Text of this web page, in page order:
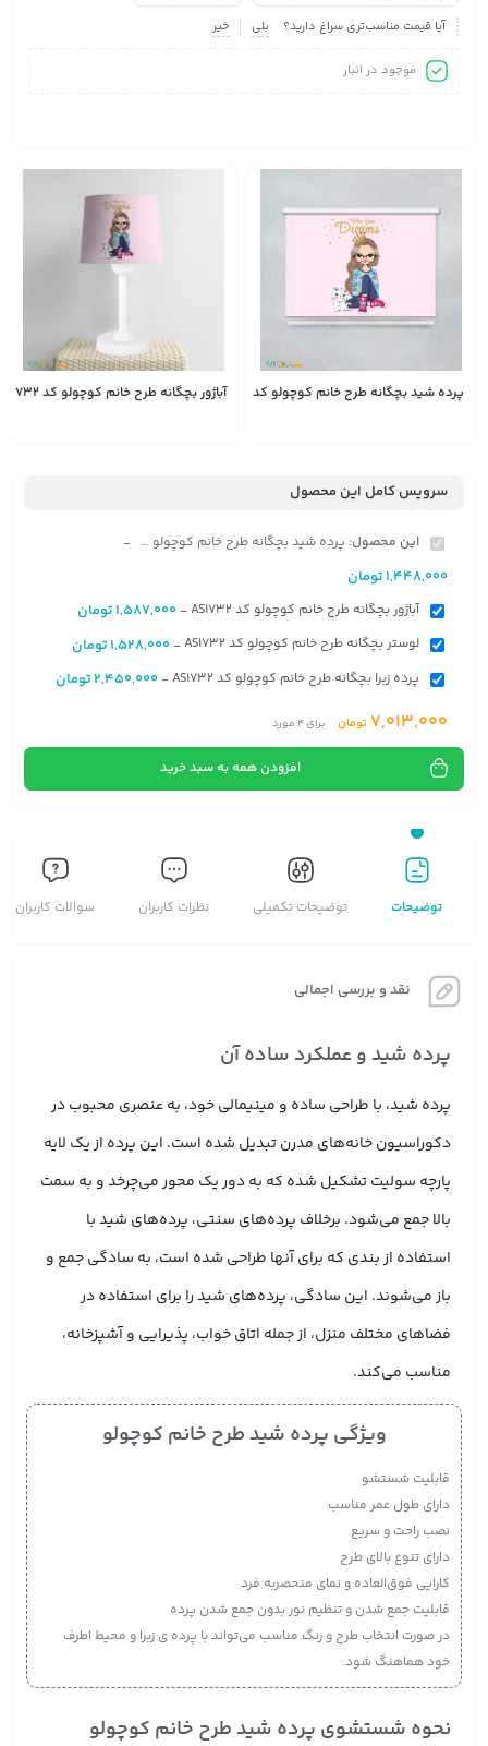
آیا قیمت مناسب‌تری سراغ دارید؟ بلی خیر
موجود در انبار
پرده شید بچگانه طرح خانم کوچولو کد AS1732 آباژور بچگانه طرح خانم کوچولو کد AS1732
سرویس کامل این محصول
این محصول: پرده شید بچگانه طرح خانم کوچولو کد AS1732 -
1,448,000تومان
آباژور بچگانه طرح خانم کوچولو کد AS1732 -
1,587,000تومان
لوستر بچگانه طرح خانم کوچولو کد AS1732 -
1,528,000تومان
پرده زبرا بچگانه طرح خانم کوچولو کد AS1732 -
2,450,000تومان
7,013,000 تومان برای4مورد
افزودن همه به سبد خرید
توضیحات توضیحات تکمیلی نظرات کاربران سوالات کاربران
نقد و بررسی اجمالی
پرده شید و عملکرد ساده آن
پرده شید، با طراحی ساده و مینیمالی خود، به عنصری محبوب در
دکوراسیون خانه‌های مدرن تبدیل شده است. این پرده از یک لایه
پارچه سولیت تشکیل شده که به دور یک محور می‌چرخد و به سمت
بالا جمع می‌شود. برخلاف پرده‌های سنتی، پرده‌های شید با
استفاده از بندی که برای آنها طراحی شده است، به سادگی جمع و
باز می‌شوند. این سادگی، پرده‌های شید را برای استفاده در
فضاهای مختلف منزل، از جمله اتاق خواب، پذیرایی و آشپزخانه،
مناسب می‌کند.
ویژگی پرده شید طرح خانم کوچولو
قابلیت شستشو
دارای طول عمر مناسب
نصب راحت و سریع
دارای تنوع بالای طرح
کارایی فوق‌العاده و نمای منحصربه فرد
قابلیت جمع شدن و تنظیم نور بدون جمع شدن پرده
در صورت انتخاب طرح و رنگ مناسب می‌تواند با پرده ی زبرا و محیط اطرف
خود هماهنگ شود.
نحوه شستشوی پرده شید طرح خانم کوچولو